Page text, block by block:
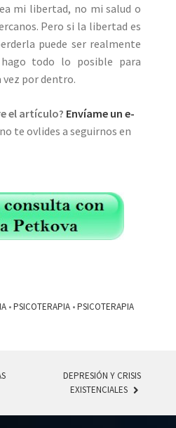
mi libertad, no mi salud o
Pero si la libertad es
puede ser realmente
hago todo lo posible para
por dentro.
el artículo? Envíame un e-
te ovlides a seguirnos en
•PSICOTERAPIA •PSICOTERAPIA
DEPRESIÓN Y CRISIS
EXISTENCIALES